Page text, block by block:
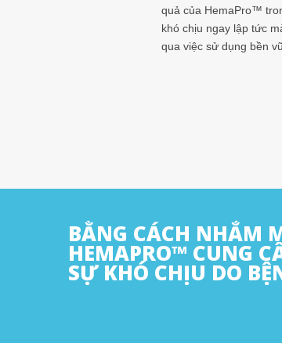
quả của HemaPro™
khó chịu ngay lập tức
qua việc sử dụng bền
BẰNG CÁCH NHẮM
HEMAPRO™ CUNG
SỰ KHÓ CHỊU DO